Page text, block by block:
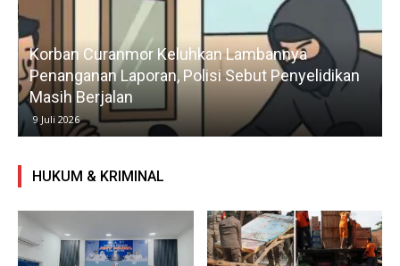
Korban Curanmor Keluhkan Lambannya
Penanganan Laporan, Polisi Sebut Penyelidikan
Masih Berjalan
9 Juli 2026
HUKUM & KRIMINAL